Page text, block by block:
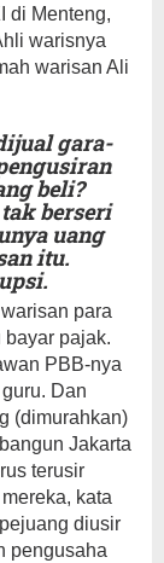
di Menteng,
warisnya
warisan Ali
gara-
beli?
berseri
uang
itu.
para
pajak.
PBB-nya
Dan
(dimurahkan)
Jakarta
terusir
kata
diusir
pengusaha